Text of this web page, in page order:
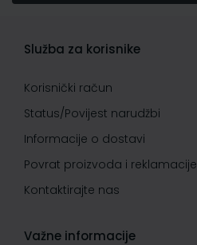
Služba za korisnike
Korisnički račun
Status/Povijest narudžbi
Informacije o dostavi
Povrat proizvoda i reklamacije
Kontaktirajte nas
Važne informacije